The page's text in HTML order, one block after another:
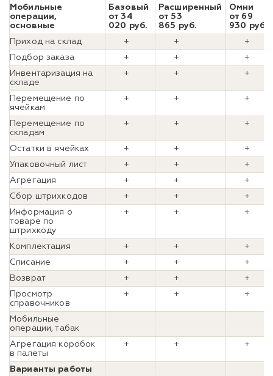
Мобильные
операции,
основные
Базовый
от 34
020 руб.
Расширенный
от 53
865 руб.
Омни
от 69
930 руб.
Приход на склад
+ +
+
Подбор заказа
+ +
+
Инвентаризация на
складе
+ + +
Перемещение по
ячейкам
+ + +
Перемещение по
складам
+ + +
Остатки в ячейках + +
+
Упаковочный лист
+ +
+
Агрегация
+ +
+
Сбор штрихкодов
+ +
+
Информация о
товаре по
штрихкоду
+ + +
Комплектация + +
+
Списание
+ +
+
Возврат
+ +
+
Просмотр
справочников
+ + +
Мобильные
операции, табак
Агрегация коробок
в палеты
+ + +
Варианты работы